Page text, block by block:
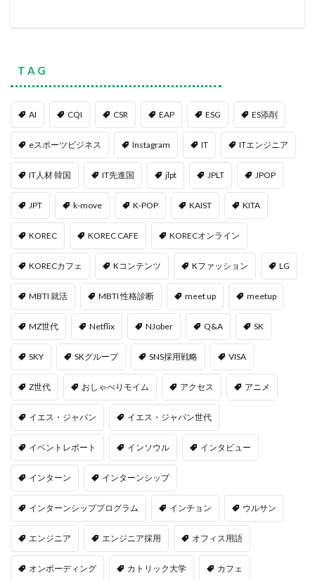
T A G
AI CQI CSR EAP ESG ES添削
eスポーツビジネス Instagram IT ITエンジニア
IT人材 韓国 IT先進国 jlpt JPLT JPOP
JPT k-move K-POP KAIST KITA
KOREC KOREC CAFE KORECオンライン
KORECカフェ Kコンテンツ Kファッション LG
MBTI 就活 MBTI 性格診断 meet up meetup
MZ世代 Netflix NJober Q&A SK
SKY SKグループ SNS採用戦略 VISA
Z世代 おしゃべりモイム アクセス アニメ
イエス・ジャパン イエス・ジャパン世代
イベントレポート インソウル インタビュー
インターン インターンシップ
インターンシッププログラム インチョン ウルサン
エンジニア エンジニア採用 オフィス用語
オンボーディング カトリック大学 カフェ